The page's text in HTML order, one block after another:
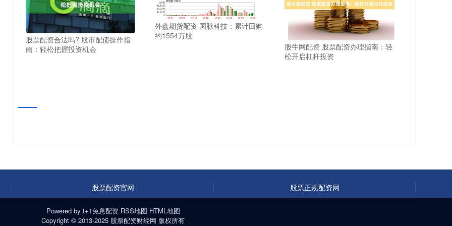
股票配资合法吗? 股市配债操作指
南：轻松把握投资机会
外盘期货配资 国脉科技：累计回购
约1554万股
股牛网配资 股票配资办理指南：轻
松开启杠杆投资
股票配资官网 股票正规配资网
Powered by t+1免息配资 RSS地图 HTML地图
Copyright © 2013-2025 股票配资财经网 版权所有